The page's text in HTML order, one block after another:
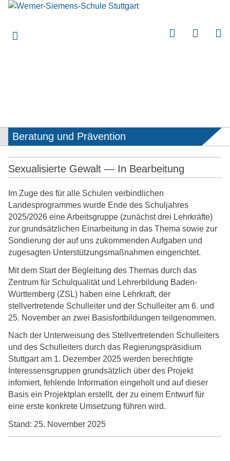
Beratung und Prävention
Sexualisierte Gewalt — In Bearbeitung
Im Zuge des für alle Schulen verbindlichen
Landesprogrammes wurde Ende des Schuljahres
2025/2026 eine Arbeitsgruppe (zunächst drei Lehrkräfte)
zur grundsätzlichen Einarbeitung in das Thema sowie zur
Sondierung der auf uns zukommenden Aufgaben und
zugesagten Unterstützungsmaßnahmen eingerichtet.
Mit dem Start der Begleitung des Themas durch das
Zentrum für Schulqualität und Lehrerbildung Baden-
Württemberg (ZSL) haben eine Lehrkraft, der
stellvertretende Schulleiter und der Schulleiter am 6. und
25. November an zwei Basisfortbildungen teilgenommen.
Nach der Unterweisung des Stellvertretenden Schulleiters
und des Schulleiters durch das Regierungspräsidium
Stuttgart am 1. Dezember 2025 werden berechtigte
Interessensgruppen grundsätzlich über des Projekt
infomiert, fehlende Information eingeholt und auf dieser
Basis ein Projektplan erstellt, der zu einem Entwurf für
eine erste konkrete Umsetzung führen wird.
Stand: 25. November 2025